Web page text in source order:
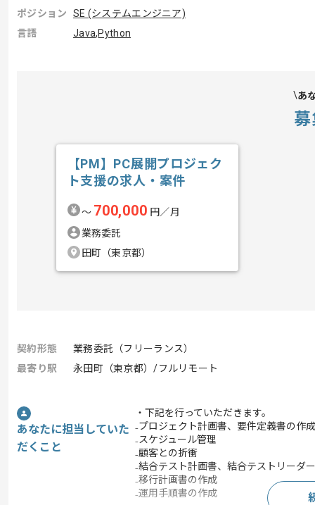
ポジション
SE (システムエンジニア)
言語
Java,Python
あ
【PM】PC展開プロジェク
ト支援の求人・案件
〜 700,000 円／月
業務委託
田町（東京都）
契約形態
業務委託（フリーランス）
最寄り駅
永田町（東京都）/フルリモート
あなたに担当していた
だくこと
・下記を行っていただきます。
₋プロジェクト計画書、要件定義書の作成
₋スケジュール管理
₋顧客との折衝
₋結合テスト計画書、結合テストリーダ
₋移行計画書の作成
₋運用手順書の作成